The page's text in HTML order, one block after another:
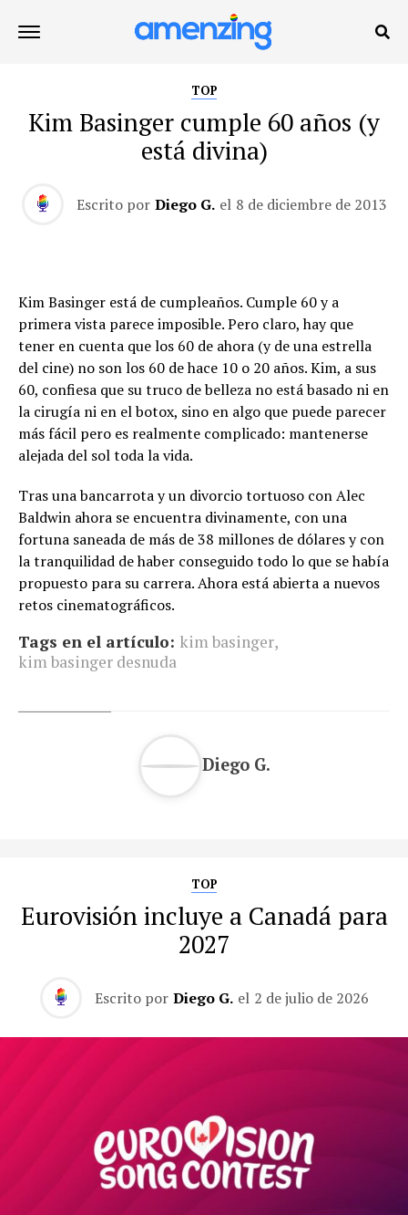
TOP
Kim Basinger cumple 60 años (y
está divina)
Escrito por Diego G. el 8 de diciembre de 2013
Kim Basinger está de cumpleaños. Cumple 60 y a
primera vista parece imposible. Pero claro, hay que
tener en cuenta que los 60 de ahora (y de una estrella
del cine) no son los 60 de hace 10 o 20 años. Kim, a sus
60, confiesa que su truco de belleza no está basado ni en
la cirugía ni en el botox, sino en algo que puede parecer
más fácil pero es realmente complicado: mantenerse
alejada del sol toda la vida.
Tras una bancarrota y un divorcio tortuoso con Alec
Baldwin ahora se encuentra divinamente, con una
fortuna saneada de más de 38 millones de dólares y con
la tranquilidad de haber conseguido todo lo que se había
propuesto para su carrera. Ahora está abierta a nuevos
retos cinematográficos.
Tags en el artículo: kim basinger,
kim basinger desnuda
Diego G.
TOP
Eurovisión incluye a Canadá para
2027
Escrito por Diego G. el 2 de julio de 2026